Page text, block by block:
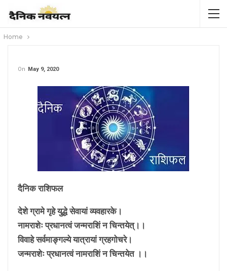
Home
On May 9, 2020
दैनिक राशिफल
देशे ग्रामे गृहे युद्धे सेवायां व्यवहारके।
नामराशेः प्रधानत्वं जन्मराशिं न चिन्तयेत्।।
विवाहे सर्वमाङ्गल्ये यात्रायां ग्रहगोचरे।
जन्मराशेः प्रधानत्वं नामराशिं न चिन्तयेत ।।